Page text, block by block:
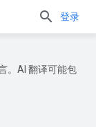
登录
。AI 翻译可能包